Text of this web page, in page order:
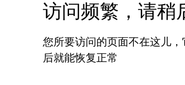
访问频繁，请稍
您所要访问的页面不在这儿
后就能恢复正常